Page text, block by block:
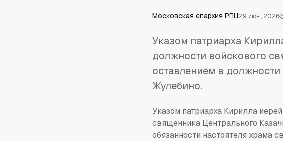
Московская епархия РПЦ29 июн., 2026
Указом патриарха
должности войскового
оставлением в
Жулебино.
Указом патриарха Кирилла
священника Центрального
обязанности настоятеля храма